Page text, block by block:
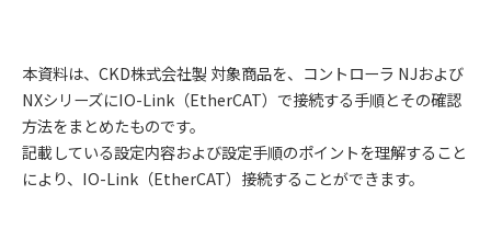
本資料は、CKD株式会社製 対象商品を、コントローラ NJおよび
NXシリーズにIO-Link（EtherCAT）で接続する手順とその確認
方法をまとめたものです。
記載している設定内容および設定手順のポイントを理解すること
により、IO-Link（EtherCAT）接続することができます。